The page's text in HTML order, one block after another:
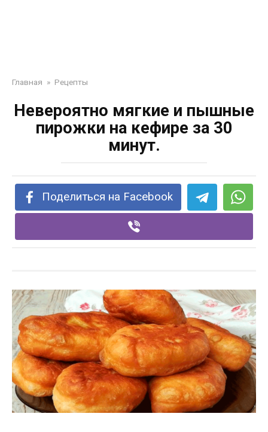
Главная » Рецепты
Невероятно мягкие и пышные
пирожки на кефире за 30
минут.
Поделиться на Facebook